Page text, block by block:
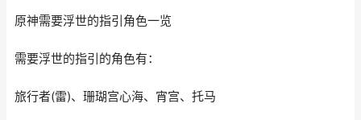
原神需要浮世的指引角色一览
需要浮世的指引的角色有：
旅行者(雷)、珊瑚宫心海、宵宫、托马